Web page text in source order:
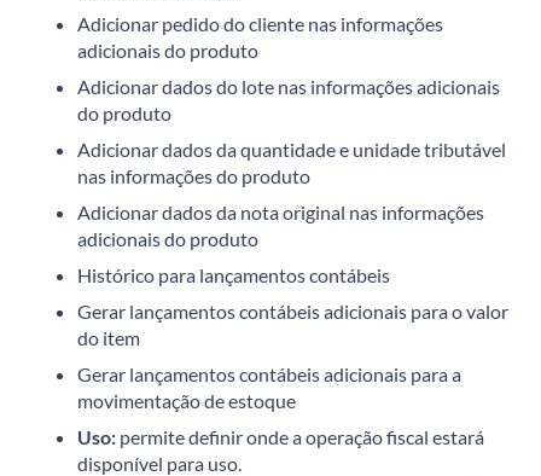
Adicionar pedido do cliente nas informações
adicionais do produto
Adicionar dados do lote nas informações adicionais
do produto
Adicionar dados da quantidade e unidade tributável
nas informações do produto
Adicionar dados da nota original nas informações
adicionais do produto
Histórico para lançamentos contábeis
Gerar lançamentos contábeis adicionais para o valor
do item
Gerar lançamentos contábeis adicionais para a
movimentação de estoque
Uso: permite definir onde a operação fiscal estará
disponível para uso.